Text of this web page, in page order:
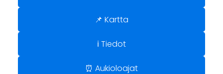
📌 Kartta
ℹ️ Tiedot
⏰ Aukioloajat